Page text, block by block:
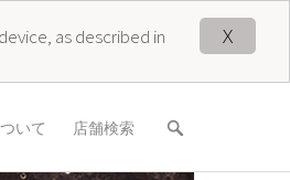
X
as described in
いて 店舗検索